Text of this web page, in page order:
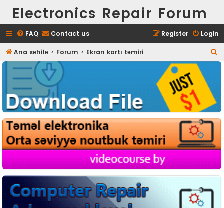
Electronics Repair Forum
FAQ Contact us Login
Register
Ana səhifə Forum Ekran kartı təmiri
e
h